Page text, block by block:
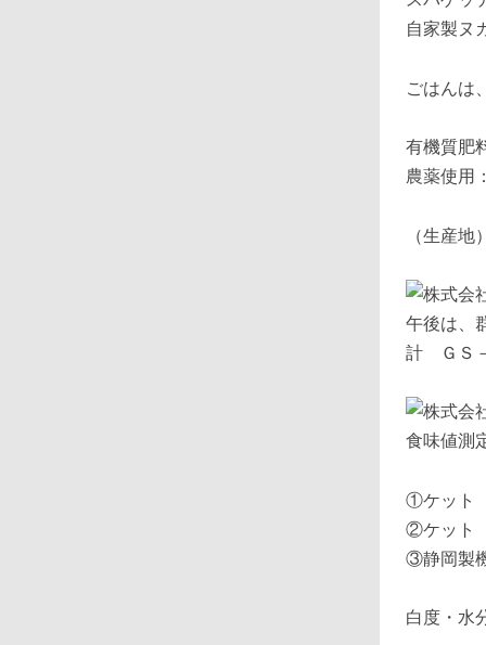
自家製ヌ
ごはん
有機質肥
農薬使用
（生産
午後は、
計 ＧＳ
食味値測
①ケット
②ケット
③静岡製
白度・水